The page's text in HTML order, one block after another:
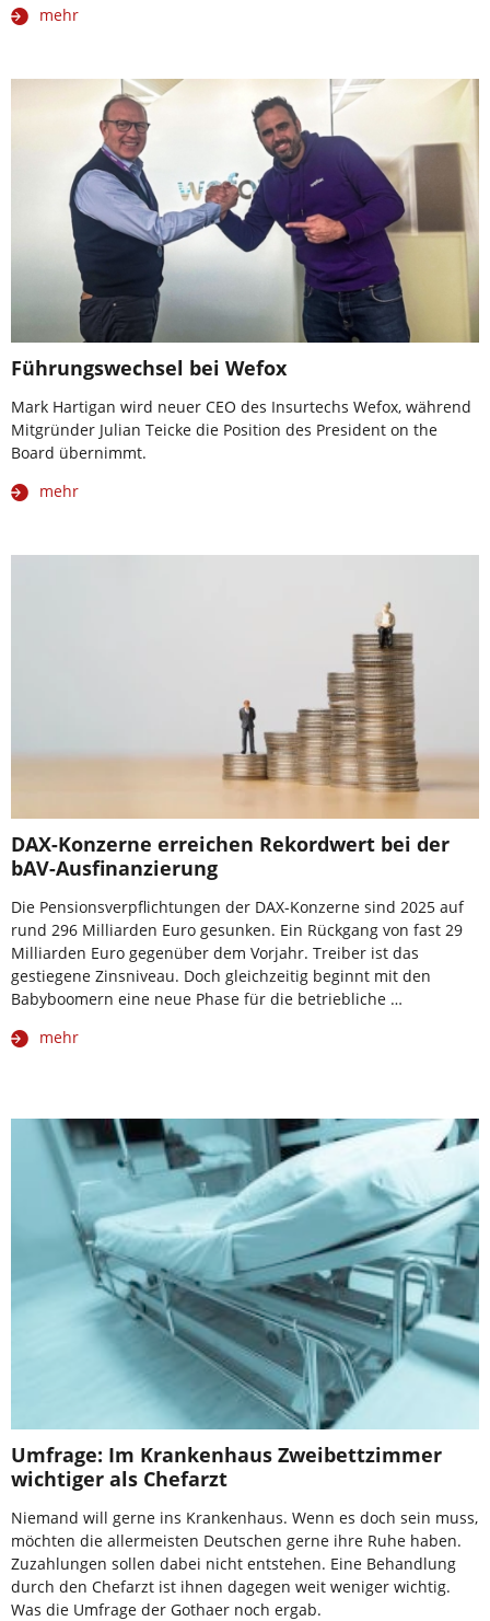
mehr
Führungswechsel bei Wefox
Mark Hartigan wird neuer CEO des Insurtechs Wefox, während
Mitgründer Julian Teicke die Position des President on the
Board übernimmt.
mehr
DAX-Konzerne erreichen Rekordwert bei der
bAV-Ausfinanzierung
Die Pensionsverpflichtungen der DAX-Konzerne sind 2025 auf
rund 296 Milliarden Euro gesunken. Ein Rückgang von fast 29
Milliarden Euro gegenüber dem Vorjahr. Treiber ist das
gestiegene Zinsniveau. Doch gleichzeitig beginnt mit den
Babyboomern eine neue Phase für die betriebliche …
mehr
Umfrage: Im Krankenhaus Zweibettzimmer
wichtiger als Chefarzt
Niemand will gerne ins Krankenhaus. Wenn es doch sein muss,
möchten die allermeisten Deutschen gerne ihre Ruhe haben.
Zuzahlungen sollen dabei nicht entstehen. Eine Behandlung
durch den Chefarzt ist ihnen dagegen weit weniger wichtig.
Was die Umfrage der Gothaer noch ergab.